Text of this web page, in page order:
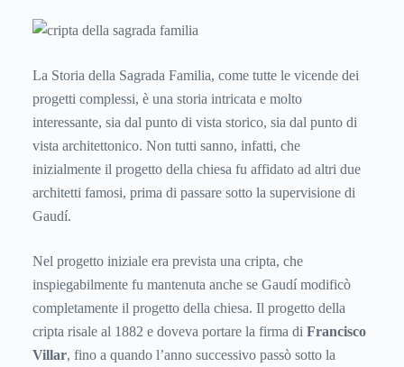
La Storia della Sagrada Familia, come tutte le vicende dei
progetti complessi, è una storia intricata e molto
interessante, sia dal punto di vista storico, sia dal punto di
vista architettonico. Non tutti sanno, infatti, che
inizialmente il progetto della chiesa fu affidato ad altri due
architetti famosi, prima di passare sotto la supervisione di
Gaudí.
Nel progetto iniziale era prevista una cripta, che
inspiegabilmente fu mantenuta anche se Gaudí modificò
completamente il progetto della chiesa. Il progetto della
cripta risale al 1882 e doveva portare la firma di Francisco
Villar, fino a quando l’anno successivo passò sotto la